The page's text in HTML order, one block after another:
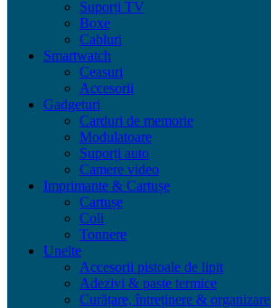
Suporți TV
Boxe
Cabluri
Smartwatch
Ceasuri
Accesorii
Gadgeturi
Carduri de memorie
Modulatoare
Suporți auto
Camere video
Imprimante & Cartușe
Cartușe
Coli
Tonnere
Unelte
Accesorii pistoale de lipit
Adezivi & paste termice
Curățare, întreținere & organizare